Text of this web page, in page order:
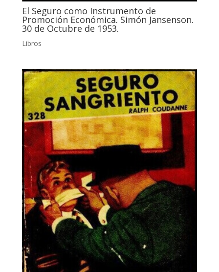
El Seguro como Instrumento de
Promoción Económica. Simón Jansenson.
30 de Octubre de 1953.
Libros